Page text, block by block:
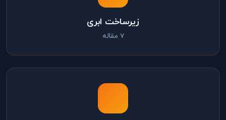
زیرساخت ابری
7 مقاله